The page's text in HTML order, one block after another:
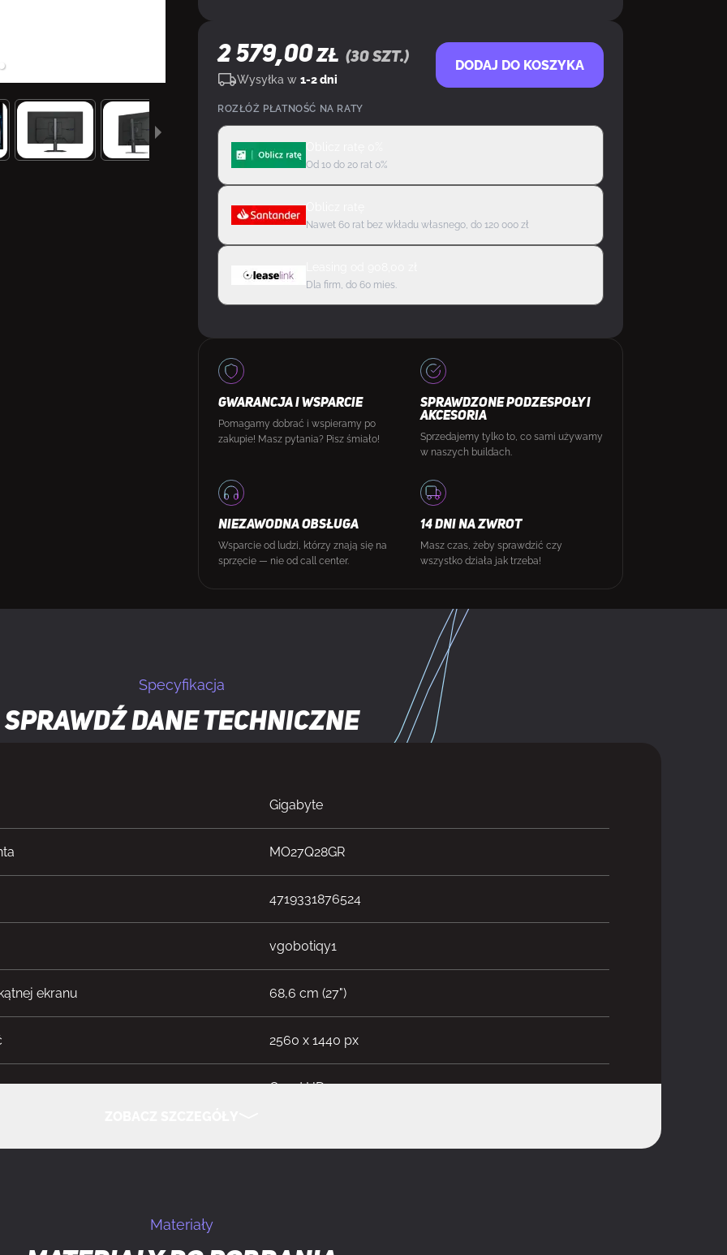
2 579,00ZŁ (30 szt.)
Wysyłka w 1-2 dni
DODAJ DO KOSZYKA
ROZŁÓŻ PŁATNOŚĆ NA RATY
Od 10 do 20 rat 0%
Nawet 60 rat bez wkładu własnego, do 120 000 zł
Dla firm, do 60 mies.
GWARANCJA I WSPARCIE
Pomagamy dobrać i wspieramy po
zakupie! Masz pytania? Pisz śmiało!
SPRAWDZONE PODZESPOŁY I
AKCESORIA
Sprzedajemy tylko to, co sami używamy
w naszych buildach.
NIEZAWODNA OBSŁUGA
Wsparcie od ludzi, którzy znają się na
sprzęcie — nie od call center.
14 DNI NA ZWROT
Masz czas, żeby sprawdzić czy
wszystko działa jak trzeba!
Specyfikacja
Sprawdź dane techniczne
Gigabyte
MO27Q28GR
4719331876524
vg0b0tiqy1
ekranu 68,6 cm (27")
2560 x 1440 px
Quad HD
Materiały